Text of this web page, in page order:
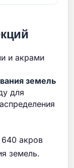
и акрами
земель
для
640 акров
земель.